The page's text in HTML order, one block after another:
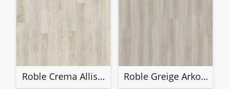
Roble Crema Alliston 40340Roble Greige Arkona